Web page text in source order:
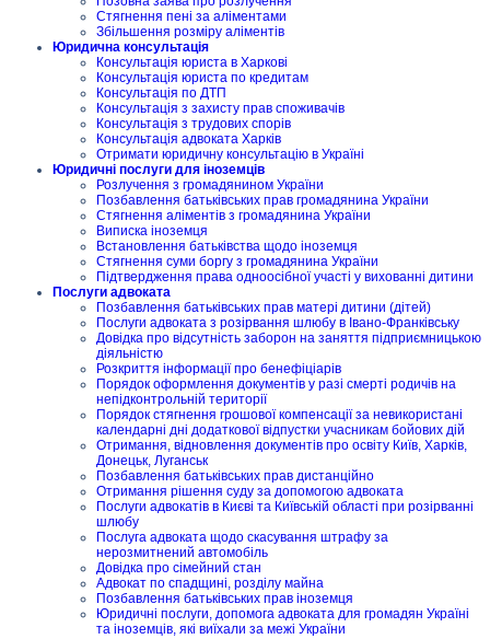
Стягнення пені за аліментами
Збільшення розміру аліментів
Юридична консультація
Консультація юриста в Харкові
Консультація юриста по кредитам
Консультація по ДТП
Консультація з захисту прав споживачів
Консультація з трудових спорів
Консультація адвоката Харків
Отримати юридичну консультацію в Україні
Юридичні послуги для іноземців
Розлучення з громадянином України
Позбавлення батьківських прав громадянина України
Стягнення аліментів з громадянина України
Виписка іноземця
Встановлення батьківства щодо іноземця
Стягнення суми боргу з громадянина України
Підтвердження права одноосібної участі у вихованні дитини
Послуги адвоката
Позбавлення батьківських прав матері дитини (дітей)
Послуги адвоката з розірвання шлюбу в Івано-Франківську
Довідка про відсутність заборон на заняття підприємницькою
діяльністю
Розкриття інформації про бенефіціарів
Порядок оформлення документів у разі смерті родичів на
непідконтрольній території
Порядок стягнення грошової компенсації за невикористані
календарні дні додаткової відпустки учасникам бойових дій
Отримання, відновлення документів про освіту Київ, Харків,
Донецьк, Луганськ
Позбавлення батьківських прав дистанційно
Отримання рішення суду за допомогою адвоката
Послуги адвокатів в Києві та Київській області при розірванні
шлюбу
Послуга адвоката щодо скасування штрафу за
нерозмитнений автомобіль
Довідка про сімейний стан
Адвокат по спадщині, розділу майна
Позбавлення батьківських прав іноземця
Юридичні послуги, допомога адвоката для громадян Україні
та іноземців, які виїхали за межі України